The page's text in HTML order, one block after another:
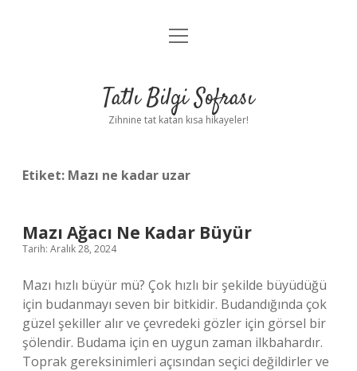
Anasayfa
Yasal Uyarı
menüyü
Tatlı Bilgi Sofrası
Zihnine tat katan kısa hikayeler!
Etiket: Mazı ne kadar uzar
Mazı Ağacı Ne Kadar Büyür
Tarih: Aralık 28, 2024
Mazı hızlı büyür mü? Çok hızlı bir şekilde büyüdüğü
için budanmayı seven bir bitkidir. Budandığında çok
güzel şekiller alır ve çevredeki gözler için görsel bir
şölendir. Budama için en uygun zaman ilkbahardır.
Toprak gereksinimleri açısından seçici değildirler ve